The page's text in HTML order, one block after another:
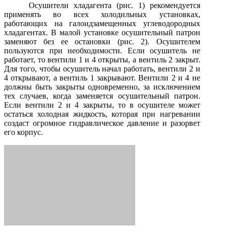
Осушители хладагента (рис. 1) рекомендуется
применять во всех холодильных установках,
работающих на галоидзамещенных углеводородных
хладагентах. В малой установке осушительный патрон
заменяют без ее остановки (рис. 2). Осушителем
пользуются при необходимости. Если осушитель не
работает, то вентили 1 и 4 открыты, а вентиль 2 закрыт.
Для того, чтобы осушитель начал работать, вентили 2 и
4 открывают, а вентиль 1 закрывают. Вентили 2 и 4 не
должны быть закрыты одновременно, за исключением
тех случаев, когда заменяется осушительный патрон.
Если вентили 2 и 4 закрыты, то в осушителе может
остаться холодная жидкость, которая при нагревании
создаст огромное гидравлическое давление и разорвет
его корпус.